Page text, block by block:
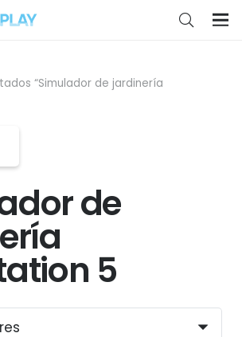
“Simulador de jardinería
de
5